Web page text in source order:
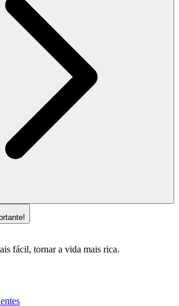
fácil, tornar a vida mais rica.